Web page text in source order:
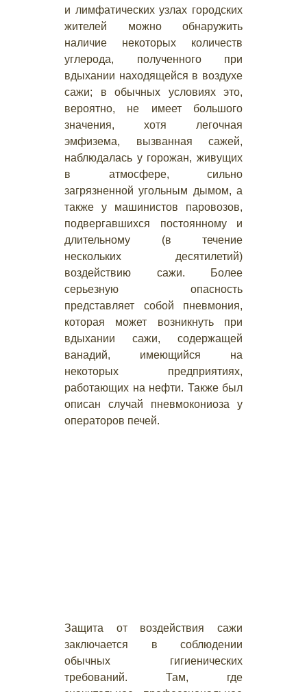
и лимфатических узлах городских
жителей можно обнаружить
наличие некоторых количеств
углерода, полученного при
вдыхании находящейся в воздухе
сажи; в обычных условиях это,
вероятно, не имеет большого
значения, хотя легочная
эмфизема, вызванная сажей,
наблюдалась у горожан, живущих
в атмосфере, сильно
загрязненной угольным дымом, а
также у машинистов паровозов,
подвергавшихся постоянному и
длительному (в течение
нескольких десятилетий)
воздействию сажи. Более
серьезную опасность
представляет собой пневмония,
которая может возникнуть при
вдыхании сажи, содержащей
ванадий, имеющийся на
некоторых предприятиях,
работающих на нефти. Также был
описан случай пневмокониоза у
операторов печей.
Защита от воздействия сажи
заключается в соблюдении
обычных гигиенических
требований. Там, где